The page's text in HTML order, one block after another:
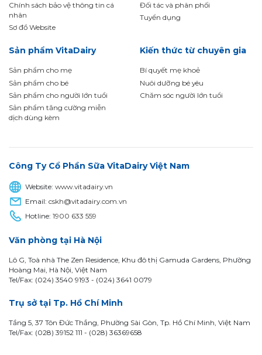
Chính sách bảo vệ thông tin cá
nhân
Sơ đồ Website
Đối tác và phân phối
Tuyển dụng
Sản phẩm VitaDairy
Sản phẩm cho mẹ
Sản phẩm cho bé
Sản phẩm cho người lớn tuổi
Sản phẩm tăng cường miễn
dịch dùng kèm
Kiến thức từ chuyên gia
Bí quyết mẹ khoẻ
Nuôi dưỡng bé yêu
Chăm sóc người lớn tuổi
Công Ty Cổ Phần Sữa VitaDairy Việt Nam
Website:www.vitadairy.vn
Email:cskh@vitadairy.com.vn
Hotline:1900 633 559
Văn phòng tại Hà Nội
Lô G, Toà nhà The Zen Residence, Khu đô thị Gamuda Gardens, Phường
Hoàng Mai, Hà Nội, Việt Nam
Tel/Fax: (024) 3540 9193 - (024) 3641 0079
Trụ sở tại Tp. Hồ Chí Minh
Tầng 5, 37 Tôn Đức Thắng, Phường Sài Gòn, Tp. Hồ Chí Minh, Việt Nam
Tel/Fax: (028) 39152 111 - (028) 36369658